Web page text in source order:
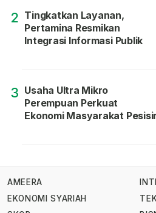
2 Tingkatkan Layanan,
Pertamina Resmikan
Integrasi Informasi Publik
3 Usaha Ultra Mikro
Perempuan Perkuat
Ekonomi Masyarakat Pesisir
AMEERA
EKONOMI SYARIAH